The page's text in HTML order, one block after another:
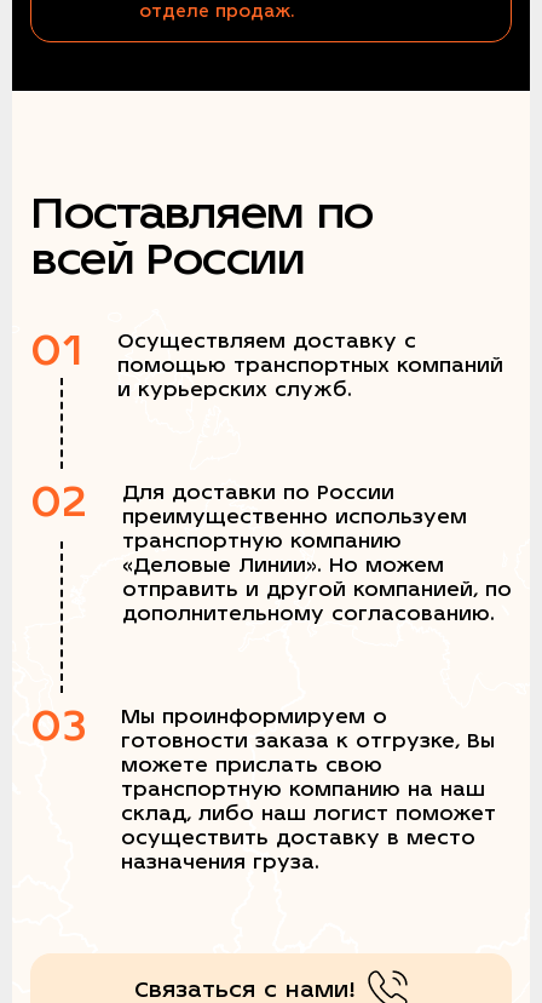
отделе продаж.
Поставляем по
всей России
01
Осуществляем доставку с
помощью транспортных компаний
и курьерских служб.
02
Для доставки по России
преимущественно используем
транспортную компанию
«Деловые Линии». Но можем
отправить и другой компанией, по
дополнительному согласованию.
03
Мы проинформируем о
готовности заказа к отгрузке, Вы
можете прислать свою
транспортную компанию на наш
склад, либо наш логист поможет
осуществить доставку в место
назначения груза.
Связаться с нами!